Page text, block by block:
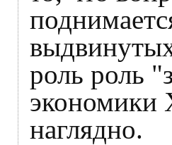
роль роль
экономики
наглядно.